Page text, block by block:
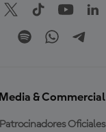
Media & Commercial
Patrocinadores Oficiales